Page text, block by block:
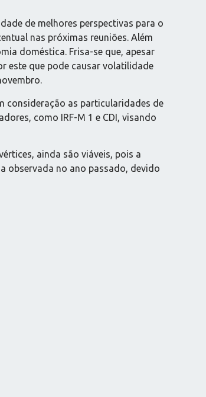
de melhores perspectivas para o
nas próximas reuniões. Além
doméstica. Frisa-se que, apesar
este que pode causar volatilidade
consideração as particularidades de
como IRF-M 1 e CDI, visando
ainda são viáveis, pois a
observada no ano passado, devido